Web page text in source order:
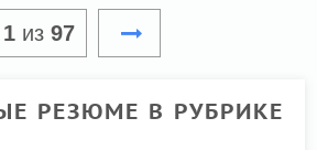
1 из 97
РЕЗЮМЕ В РУБРИКЕ